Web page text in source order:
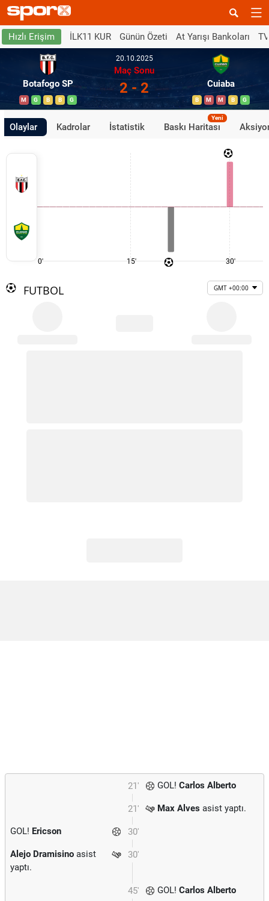
Hızlı Erişim İLK11 KUR Günün Özeti At Yarışı Bankoları
Botafogo SP
M G B B G
20.10.2025
Maç Sonu
2 - 2 Cuiaba
B M M B G
Olaylar Kadrolar İstatistik Baskı Haritası
Yeni
0' 15' 30'
FUTBOL GMT +00:00
21' GOL! Carlos Alberto
21' Max Alves asist yaptı.
30'
GOL! Ericson
30'
Alejo Dramisino asist
yaptı.
45' GOL! Carlos Alberto